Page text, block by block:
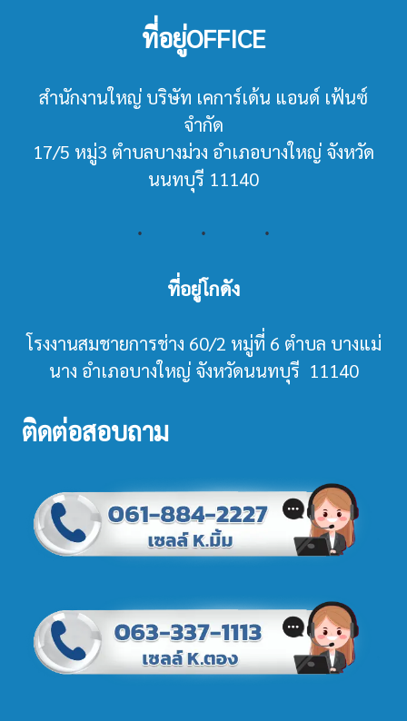
ที่อยู่OFFICE
สำนักงานใหญ่ บริษัท เคการ์เด้น แอนด์ เฟ้นซ์
จำกัด
17/5 หมู่3 ตำบลบางม่วง อำเภอบางใหญ่ จังหวัด
นนทบุรี 11140
ที่อยู่โกดัง
โรงงานสมชายการช่าง 60/2 หมู่ที่ 6 ตำบล บางแม่
นาง อำเภอบางใหญ่ จังหวัดนนทบุรี 11140
ติดต่อสอบถาม